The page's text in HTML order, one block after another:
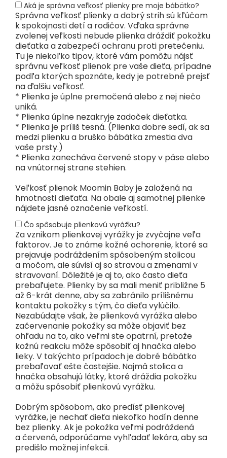
Aká je správna veľkosť plienky pre moje bábätko?
Správna veľkosť plienky a dobrý strih sú kľúčom
k spokojnosti detí a rodičov. Vďaka správne
zvolenej veľkosti nebude plienka dráždiť pokožku
dieťatka a zabezpečí ochranu proti pretečeniu.
Tu je niekoľko tipov, ktoré vám pomôžu nájsť
správnu veľkosť plienok pre vaše dieťa, prípadne
podľa ktorých spoznáte, kedy je potrebné prejsť
na ďalšiu veľkosť.
* Plienka je úplne premočená alebo z nej niečo
uniká.
* Plienka úplne nezakryje zadoček dieťatka.
* Plienka je príliš tesná. (Plienka dobre sedí, ak sa
medzi plienku a bruško bábätka zmestia dva
vaše prsty.)
* Plienka zanecháva červené stopy v páse alebo
na vnútornej strane stehien.
Veľkosť plienok Moomin Baby je založená na
hmotnosti dieťaťa. Na obale aj samotnej plienke
nájdete jasné označenie veľkostí.
Čo spôsobuje plienkovú vyrážku?
Za vznikom plienkovej vyrážky je zvyčajne veľa
faktorov. Je to známe kožné ochorenie, ktoré sa
prejavuje podráždením spôsobeným stolicou
a močom, ale súvisí aj so stravou a zmenami v
stravovaní. Dôležité je aj to, ako často dieťa
prebaľujete. Plienky by sa mali meniť približne 5
až 6-krát denne, aby sa zabránilo prílišnému
kontaktu pokožky s tým, čo dieťa vylúčilo.
Nezabúdajte však, že plienková vyrážka alebo
začervenanie pokožky sa môže objaviť bez
ohľadu na to, ako veľmi ste opatrní, pretože
kožnú reakciu môže spôsobiť aj hnačka alebo
lieky. V takýchto prípadoch je dobré bábätko
prebaľovať ešte častejšie. Najmä stolica a
hnačka obsahujú látky, ktoré dráždia pokožku
a môžu spôsobiť plienkovú vyrážku.
Dobrým spôsobom, ako predísť plienkovej
vyrážke, je nechať dieťa niekoľko hodín denne
bez plienky. Ak je pokožka veľmi podráždená
a červená, odporúčame vyhľadať lekára, aby sa
predišlo možnej infekcii.